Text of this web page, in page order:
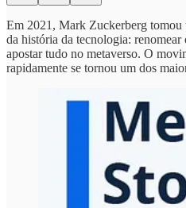
Em 2021, Mark Zuckerberg tomou
da história da tecnologia: renomear
apostar tudo no metaverso. O
rapidamente se tornou um dos